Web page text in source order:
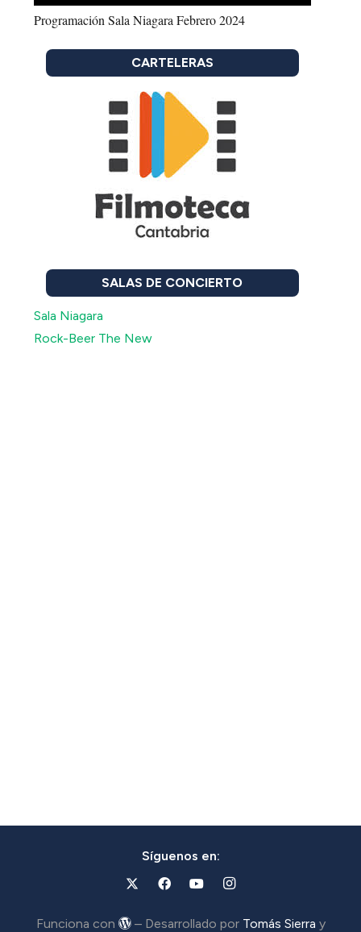
Programación Sala Niagara Febrero 2024
CARTELERAS
SALAS DE CONCIERTO
Sala Niagara
Rock-Beer The New
Síguenos en:
Funciona con – Desarrollado por Tomás Sierra y